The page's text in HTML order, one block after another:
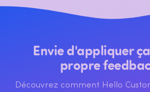
Envie d'appliquer
propre
Découvrez comment Hello